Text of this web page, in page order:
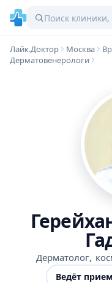
Лайк.Доктор Москва
Дерматовенерологи
Дерматолог,
Ведёт